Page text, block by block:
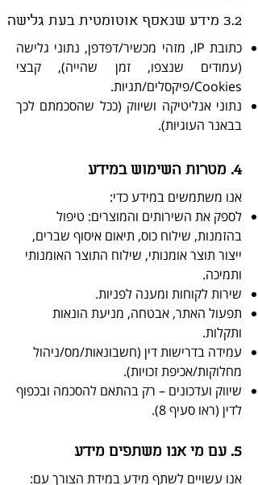
3.2 מידע שנאסף אוטומטית בעת גלישה
כתובת IP, מזהי מכשיר/דפדפן, נתוני גלישה
(עמודים שנצפו, זמן שהייה), קבצי
Cookies/פיקסלים/תגיות.
נתוני אנליטיקה ושיווק (ככל שהסכמתם לכך
בבאנר העוגיות).
4. מטרות השימוש במידע
אנו משתמשים במידע כדי:
לספק את השירותים והמוצרים: טיפול
בהזמנות, שילוח כוס, תיאום איסוף שברים,
ייצור תוצר אומנותי, שילוח התוצר האומנותי
ותמיכה.
שירות לקוחות ומענה לפניות.
תפעול האתר, אבטחה, מניעת הונאות
ותקלות.
עמידה בדרישות דין (חשבונאות/מס/ניהול
מחלוקות/אכיפת זכויות).
שיווק ועדכונים – רק בהתאם להסכמה ובכפוף
לדין (ראו סעיף 8).
5. עם מי אנו משתפים מידע
אנו עשויים לשתף מידע במידת הצורך עם: